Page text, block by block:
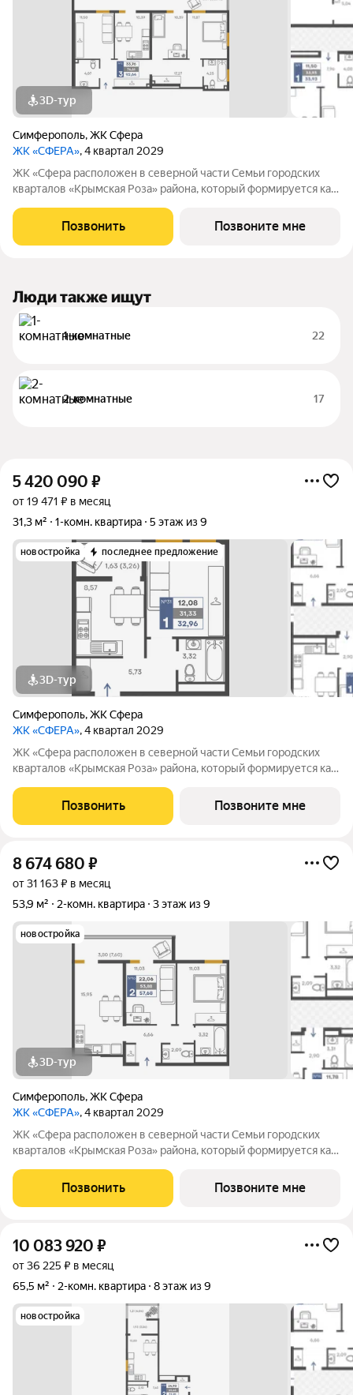
3D-тур
Симферополь,ЖК Сфера
ЖК «СФЕРА», 4 квартал 2029
ЖК «Сфера расположен в северной части Семьи городских
кварталов «Крымская Роза» района, который формируется как
«Сфера» состоит из восьми домов высотой в 8 и 9 этажей.
Выбор для тех, кто смотрит
Позвонить Позвоните мне
Люди также ищут
1-комнатные 22
2-комнатные 17
5 420 090 ₽
от 19 471 ₽ в месяц
31,3 м²
1-комн. квартира 5 этаж из 9
новостройка последнее предложение
3D-тур
Симферополь,ЖК Сфера
ЖК «СФЕРА», 4 квартал 2029
ЖК «Сфера расположен в северной части Семьи городских
кварталов «Крымская Роза» района, который формируется как
«Сфера» состоит из восьми домов высотой в 8 и 9 этажей.
Выбор для тех, кто смотрит
Позвонить Позвоните мне
8 674 680 ₽
от 31 163 ₽ в месяц
53,9 м²
2-комн. квартира 3 этаж из 9
новостройка
3D-тур
Симферополь,ЖК Сфера
ЖК «СФЕРА», 4 квартал 2029
ЖК «Сфера расположен в северной части Семьи городских
кварталов «Крымская Роза» района, который формируется как
«Сфера» состоит из восьми домов высотой в 8 и 9 этажей.
Выбор для тех, кто смотрит
Позвонить Позвоните мне
10 083 920 ₽
от 36 225 ₽ в месяц
65,5 м²
2-комн. квартира 8 этаж из 9
новостройка